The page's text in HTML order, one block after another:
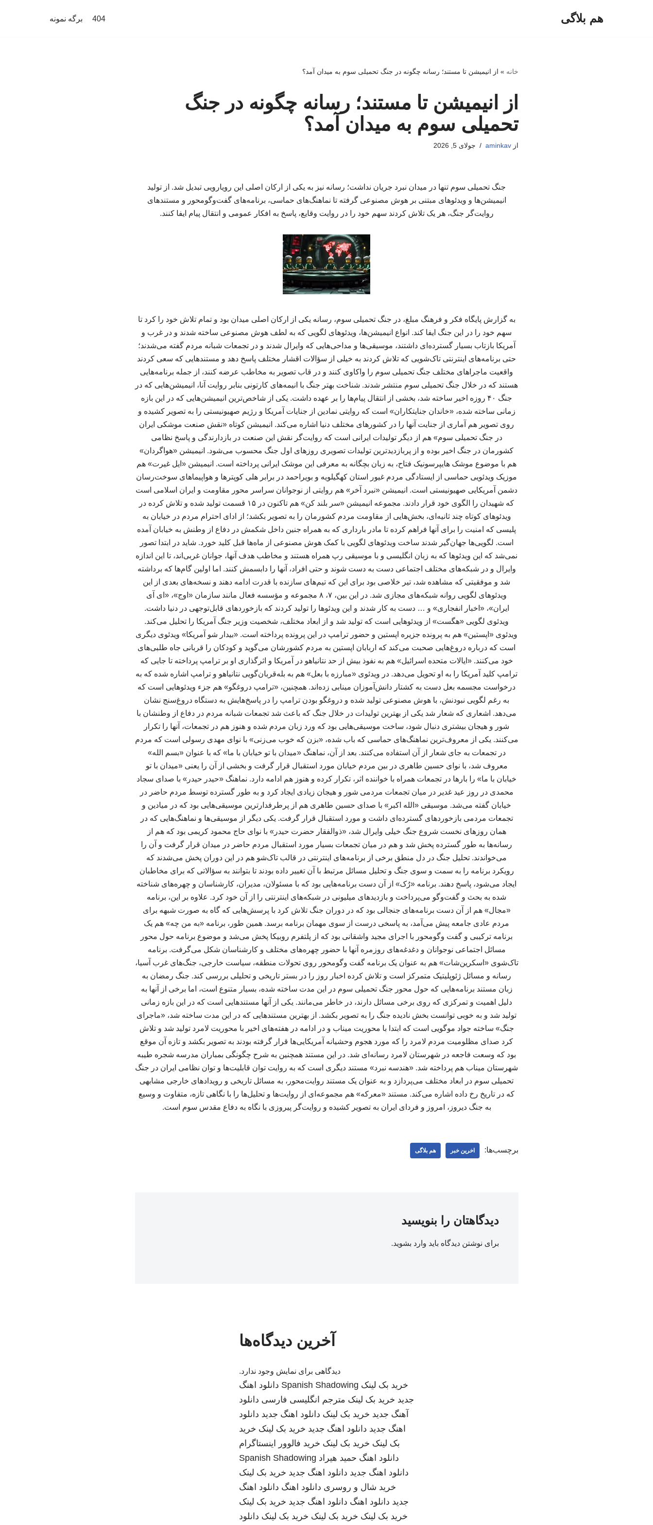
هم بلاگی 404 برگه نمونه
خانه » از انیمیشن تا مستند؛ رسانه چگونه در جنگ تحمیلی سوم به میدان آمد؟
از انیمیشن تا مستند؛ رسانه چگونه در جنگ
تحمیلی سوم به میدان آمد؟
ازaminkav جولای 5, 2026
جنگ تحمیلی سوم تنها در میدان نبرد جریان نداشت؛ رسانه نیز به یکی از ارکان اصلی این رویارویی تبدیل شد. از تولید
انیمیشن‌ها و ویدئوهای مبتنی بر هوش مصنوعی گرفته تا نماهنگ‌های حماسی، برنامه‌های گفت‌وگومحور و مستندهای
روایت‌گر جنگ، هر یک تلاش کردند سهم خود را در روایت وقایع، پاسخ به افکار عمومی و انتقال پیام ایفا کنند.
به گزارش پایگاه فکر و فرهنگ مبلغ، در جنگ تحمیلی سوم، رسانه یکی از ارکان اصلی میدان بود و تمام تلاش خود را کرد تا
سهم خود را در این جنگ ایفا کند. انواع انیمیشن‌ها، ویدئوهای لگویی که به لطف هوش مصنوعی ساخته شدند و در غرب و
آمریکا بازتاب بسیار گسترده‌ای داشتند، موسیقی‌ها و مداحی‌هایی که وایرال شدند و در تجمعات شبانه مردم گفته می‌شدند؛
حتی برنامه‌های اینترنتی تاک‌شویی که تلاش کردند به خیلی از سؤالات اقشار مختلف پاسخ دهد و مستندهایی که سعی کردند
واقعیت ماجراهای مختلف جنگ تحمیلی سوم را واکاوی کنند و در قاب تصویر به مخاطب عرضه کنند، از جمله برنامه‌هایی
هستند که در خلال جنگ تحمیلی سوم منتشر شدند. شناخت بهتر جنگ با انیمه‌های کارتونی بنابر روایت آنا، انیمیشن‌هایی که در
جنگ ۴۰ روزه اخیر ساخته شد، بخشی از انتقال پیام‌ها را بر عهده داشت. یکی از شاخص‌ترین انیمیشن‌هایی که در این بازه
زمانی ساخته شده، «خاندان جنایتکاران» است که روایتی نمادین از جنایات آمریکا و رژیم صهیونیستی را به تصویر کشیده و
روی تصویر هم آماری از جنایت آنها را در کشورهای مختلف دنیا اشاره می‌کند. انیمیشن کوتاه «نقش صنعت موشکی ایران
در جنگ تحمیلی سوم» هم از دیگر تولیدات ایرانی است که روایت‌گر نقش این صنعت در بازدارندگی و پاسخ نظامی
کشورمان در جنگ اخیر بوده و از پربازدیدترین تولیدات تصویری روزهای اول جنگ محسوب می‌شود. انیمیشن «هواگردان»
هم با موضوع موشک هایپرسونیک فتاح، به زبان بچگانه به معرفی این موشک ایرانی پرداخته است. انیمیشن «ایل غیرت» هم
موزیک ویدئویی حماسی از ایستادگی مردم غیور استان کهگیلویه و بویراحمد در برابر هلی کوپترها و هواپیماهای سوخت‌رسان
دشمن آمریکایی صهیونیستی است. انیمیشن «نبرد آخر» هم روایتی از نوجوانان سراسر محور مقاومت و ایران اسلامی است
که شهیدان را الگوی خود قرار دادند. مجموعه انیمیشن «سر بلند کن» هم تاکنون در ۱۵ قسمت تولید شده و تلاش کرده در
ویدئوهای کوتاه چند ثانیه‌ای، بخش‌هایی از مقاومت مردم کشورمان را به تصویر بکشد؛ از ادای احترام مردم در خیابان به
پلیسی که امنیت را برای آنها فراهم کرده تا مادر بارداری که به همراه جنین داخل شکمش در دفاع از وطنش به خیابان آمده
است. لگویی‌ها جهان‌گیر شدند ساخت ویدئوهای لگویی با کمک هوش مصنوعی از ماه‌ها قبل کلید خورد. شاید در ابتدا تصور
نمی‌شد که این ویدئوها که به زبان انگلیسی و با موسیقی رپ همراه هستند و مخاطب هدف آنها، جوانان غربی‌اند، تا این اندازه
وایرال و در شبکه‌های مختلف اجتماعی دست به دست شوند و حتی افراد، آنها را دابسمش کنند. اما اولین گام‌ها که برداشته
شد و موفقیتی که مشاهده شد، تیر خلاصی بود برای این که تیم‌های سازنده با قدرت ادامه دهند و نسخه‌های بعدی از این
ویدئوهای لگویی روانه شبکه‌های مجازی شد. در این بین، ۷، ۸ مجموعه و مؤسسه فعال مانند سازمان «اوج»، «ای آی
ایران»، «اخبار انفجاری» و … دست به کار شدند و این ویدئوها را تولید کردند که بازخوردهای قابل‌توجهی در دنیا داشت.
ویدئوی لگویی «هگست» از ویدئوهایی است که تولید شد و از ابعاد مختلف، شخصیت وزیر جنگ آمریکا را تحلیل می‌کند.
ویدئوی «اپستین» هم به پرونده جزیره اپستین و حضور ترامپ در این پرونده پرداخته است. «بیدار شو آمریکا» ویدئوی دیگری
است که درباره دروغ‌هایی صحبت می‌کند که اربابان اپستین به مردم کشورشان می‌گوید و کودکان را قربانی جاه طلبی‌های
خود می‌کنند. «ایالات متحده اسرائیل» هم به نفوذ بیش از حد نتانیاهو در آمریکا و اثرگذاری او بر ترامپ پرداخته تا جایی که
ترامپ کلید آمریکا را به او تحویل می‌دهد. در ویدئوی «مبارزه با بعل» هم به بله‌قربان‌گویی نتانیاهو و ترامپ اشاره شده که به
درخواست مجسمه بعل دست به کشتار دانش‌آموزان مینابی زده‌اند. همچنین، «ترامپ دروغگو» هم جزء ویدئوهایی است که
به رغم لگویی نبودنش، با هوش مصنوعی تولید شده و دروغگو بودن ترامپ را در پاسخ‌هایش به دستگاه دروغ‌سنج نشان
می‌دهد. اشعاری که شعار شد یکی از بهترین تولیدات در خلال جنگ که باعث شد تجمعات شبانه مردم در دفاع از وطنشان با
شور و هیجان بیشتری دنبال شود، ساخت موسیقی‌هایی بود که ورد زبان مردم شده و هنوز هم در تجمعات، آنها را تکرار
می‌کنند. یکی از معروف‌ترین نماهنگ‌های حماسی که باب شده، «بزن که خوب می‌زنی» با نوای مهدی رسولی است که مردم
در تجمعات به جای شعار از آن استفاده می‌کنند. بعد از آن، نماهنگ «میدان با تو خیابان با ما» که با عنوان «بسم الله»
معروف شد، با نوای حسین طاهری در بین مردم خیابان مورد استقبال قرار گرفت و بخشی از آن را یعنی «میدان با تو
خیابان با ما» را بارها در تجمعات همراه با خواننده اثر، تکرار کرده و هنوز هم ادامه دارد. نماهنگ «حیدر حیدر» با صدای سجاد
محمدی در روز عید غدیر در میان تجمعات مردمی شور و هیجان زیادی ایجاد کرد و به طور گسترده توسط مردم حاضر در
خیابان گفته می‌شد. موسیقی «الله اکبر» با صدای حسین طاهری هم از پرطرفدارترین موسیقی‌هایی بود که در میادین و
تجمعات مردمی بازخوردهای گسترده‌ای داشت و مورد استقبال قرار گرفت. یکی دیگر از موسیقی‌ها و نماهنگ‌هایی که در
همان روزهای نخست شروع جنگ خیلی وایرال شد، «ذوالفقار حضرت حیدر» با نوای حاج محمود کریمی بود که هم از
رسانه‌ها به طور گسترده پخش شد و هم در میان تجمعات بسیار مورد استقبال مردم حاضر در میدان قرار گرفت و آن را
می‌خواندند. تحلیل جنگ در دل منطق برخی از برنامه‌های اینترنتی در قالب تاک‌شو هم در این دوران پخش می‌شدند که
رویکرد برنامه را به سمت و سوی جنگ و تحلیل مسائل مرتبط با آن تغییر داده بودند تا بتوانند به سؤالاتی که برای مخاطبان
ایجاد می‌شود، پاسخ دهند. برنامه «رُک» از آن دست برنامه‌هایی بود که با مسئولان، مدیران، کارشناسان و چهره‌های شناخته
شده به بحث و گفت‌وگو می‌پرداخت و بازدیدهای میلیونی در شبکه‌های اینترنتی را از آن خود کرد. علاوه بر این، برنامه
«مجال» هم از آن دست برنامه‌های جنجالی بود که در دوران جنگ تلاش کرد با پرسش‌هایی که گاه به صورت شبهه برای
مردم عادی جامعه پیش می‌آمد، به پاسخی درست از سوی مهمان برنامه برسد. همین طور، برنامه «به من چه» هم یک
برنامه ترکیبی و گفت وگومحور با اجرای مجید واشقانی بود که از پلتفرم روبیکا پخش می‌شد و موضوع برنامه حول محور
مسائل اجتماعی نوجوانان و دغدغه‌های روزمره آنها با حضور چهره‌های مختلف و کارشناسان شکل می‌گرفت. برنامه
تاک‌شوی «اسکرین‌شات» هم به عنوان یک برنامه گفت وگومحور روی تحولات منطقه، سیاست خارجی، جنگ‌های غرب آسیا،
رسانه و مسائل ژئوپلیتیک متمرکز است و تلاش کرده اخبار روز را در بستر تاریخی و تحلیلی بررسی کند. جنگ رمضان به
زبان مستند برنامه‌هایی که حول محور جنگ تحمیلی سوم در این مدت ساخته شده، بسیار متنوع است، اما برخی از آنها به
دلیل اهمیت و تمرکزی که روی برخی مسائل دارند، در خاطر می‌مانند. یکی از آنها مستندهایی است که در این بازه زمانی
تولید شد و به خوبی توانست بخش نادیده جنگ را به تصویر بکشد. از بهترین مستندهایی که در این مدت ساخته شد، «ماجرای
جنگ» ساخته جواد موگویی است که ابتدا با محوریت میناب و در ادامه در هفته‌های اخیر با محوریت لامرد تولید شد و تلاش
کرد صدای مظلومیت مردم لامرد را که مورد هجوم وحشیانه آمریکایی‌ها قرار گرفته بودند به تصویر بکشد و تازه آن موقع
بود که وسعت فاجعه در شهرستان لامرد رسانه‌ای شد. در این مستند همچنین به شرح چگونگی بمباران مدرسه شجره طیبه
شهرستان میناب هم پرداخته شد. «هندسه نبرد» مستند دیگری است که به روایت توان قابلیت‌ها و توان نظامی ایران در جنگ
تحمیلی سوم در ابعاد مختلف می‌پردازد و به عنوان یک مستند روایت‌محور، به مسائل تاریخی و رویدادهای خارجی مشابهی
که در تاریخ رخ داده اشاره می‌کند. مستند «معرکه» هم مجموعه‌ای از روایت‌ها و تحلیل‌ها را با نگاهی تازه، متفاوت و وسیع
به جنگ دیروز، امروز و فردای ایران به تصویر کشیده و روایت‌گر پیروزی با نگاه به دفاع مقدس سوم است.
برچسب‌ها: اخرین خبر هم بلاگی
دیدگاهتان را بنویسید
برای نوشتن دیدگاه باید وارد بشوید.
آخرین دیدگاه‌ها
دیدگاهی برای نمایش وجود ندارد.
خرید بک لینک Spanish Shadowing دانلود اهنگ
جدید خرید بک لینک مترجم انگلیسی فارسی دانلود
آهنگ جدید خرید بک لینک دانلود اهنگ جدید دانلود
اهنگ جدید دانلود اهنگ جدید خرید بک لینک خرید
بک لینک خرید بک لینک خرید فالوور اینستاگرام
دانلود اهنگ حمید هیراد Spanish Shadowing
دانلود اهنگ جدید دانلود اهنگ جدید خرید بک لینک
خرید شال و روسری دانلود اهنگ دانلود اهنگ
جدید دانلود اهنگ دانلود اهنگ جدید خرید بک لینک
خرید بک لینک خرید بک لینک خرید بک لینک دانلود